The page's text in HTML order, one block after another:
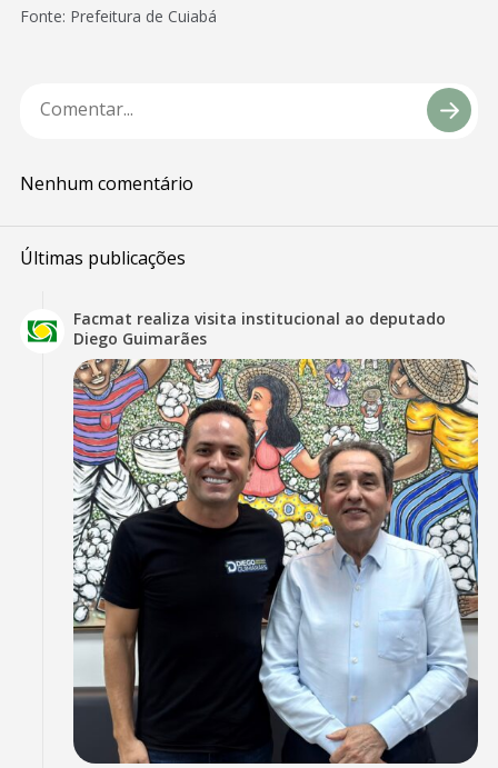
Fonte: Prefeitura de Cuiabá
Nenhum comentário
Últimas publicações
Facmat realiza visita institucional ao deputado
Diego Guimarães